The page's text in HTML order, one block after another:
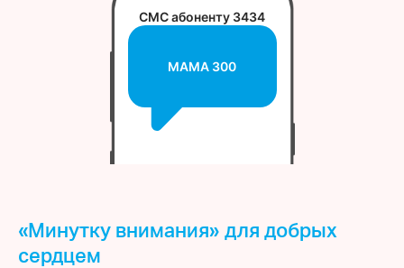
СМС абоненту 3434
МАМА 300
«Минутку внимания» для добрых
сердцем